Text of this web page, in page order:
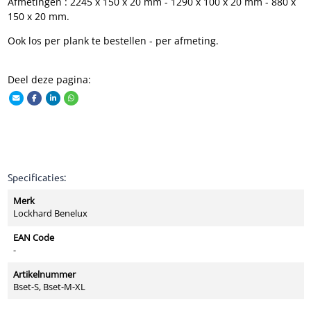
150 x 20 mm.
Ook los per plank te bestellen - per afmeting.
Deel deze pagina:
Specificaties:
Merk
Lockhard Benelux
EAN Code
-
Artikelnummer
Bset-S, Bset-M-XL